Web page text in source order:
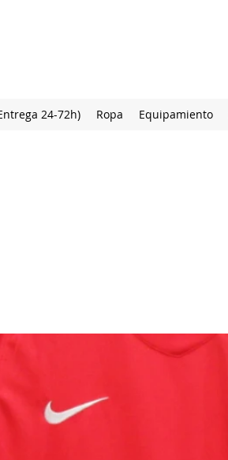
24-72h) Ropa Equipamiento